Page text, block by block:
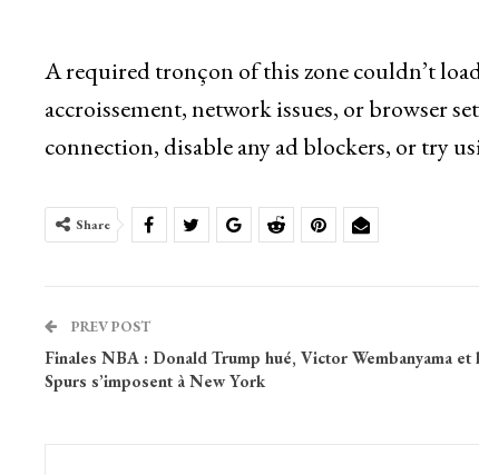
A required tronçon of this zone couldn’t
accroissement, network issues, or browser
connection, disable any ad blockers, or try
Share
PREV POST
Finales NBA : Donald Trump hué, Victor Wembanyama et
Spurs s’imposent à New York